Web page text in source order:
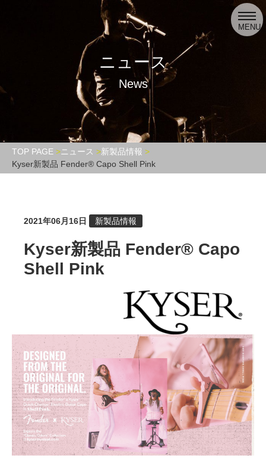
MENU
ニュース
News
TOP PAGE ニュース
新製品情報
Kyser新製品 Fender® Capo Shell Pink
2021年06月16日 新製品情報
Kyser新製品 Fender® Capo
Shell Pink